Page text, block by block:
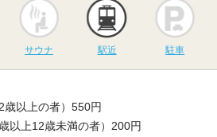
サウナ
サウナ 駅近 駐車
歳以上の者）550円
以上12歳未満の者）200円